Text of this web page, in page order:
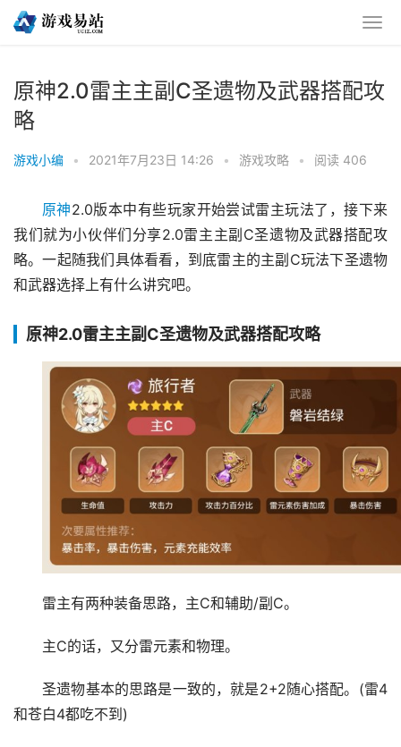
原神2.0雷主主副C圣遗物及武器搭配攻
略
游戏小编 • 2021年7月23日 14:26 • 游戏攻略 • 阅读 406
原神2.0版本中有些玩家开始尝试雷主玩法了，接下来
我们就为小伙伴们分享2.0雷主主副C圣遗物及武器搭配攻
略。一起随我们具体看看，到底雷主的主副C玩法下圣遗物
和武器选择上有什么讲究吧。
原神2.0雷主主副C圣遗物及武器搭配攻略
雷主有两种装备思路，主C和辅助/副C。
主C的话，又分雷元素和物理。
圣遗物基本的思路是一致的，就是2+2随心搭配。(雷4
和苍白4都吃不到)